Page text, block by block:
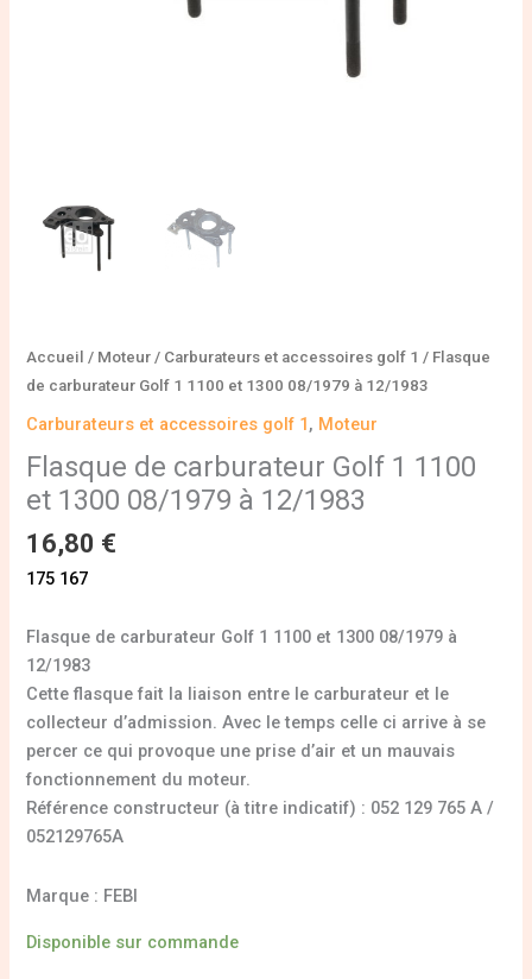
Accueil / Moteur / Carburateurs et accessoires golf 1 / Flasque
de carburateur Golf 1 1100 et 1300 08/1979 à 12/1983
Carburateurs et accessoires golf 1, Moteur
Flasque de carburateur Golf 1 1100
et 1300 08/1979 à 12/1983
16,80 €
175 167
Flasque de carburateur Golf 1 1100 et 1300 08/1979 à
12/1983
Cette flasque fait la liaison entre le carburateur et le
collecteur d’admission. Avec le temps celle ci arrive à se
percer ce qui provoque une prise d’air et un mauvais
fonctionnement du moteur.
Référence constructeur (à titre indicatif) : 052 129 765 A /
052129765A
Marque : FEBI
Disponible sur commande